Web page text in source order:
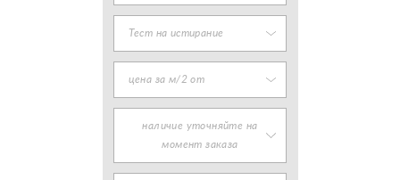
Тест на истирание
цена за м/2 от
наличие уточняйте на
момент заказа